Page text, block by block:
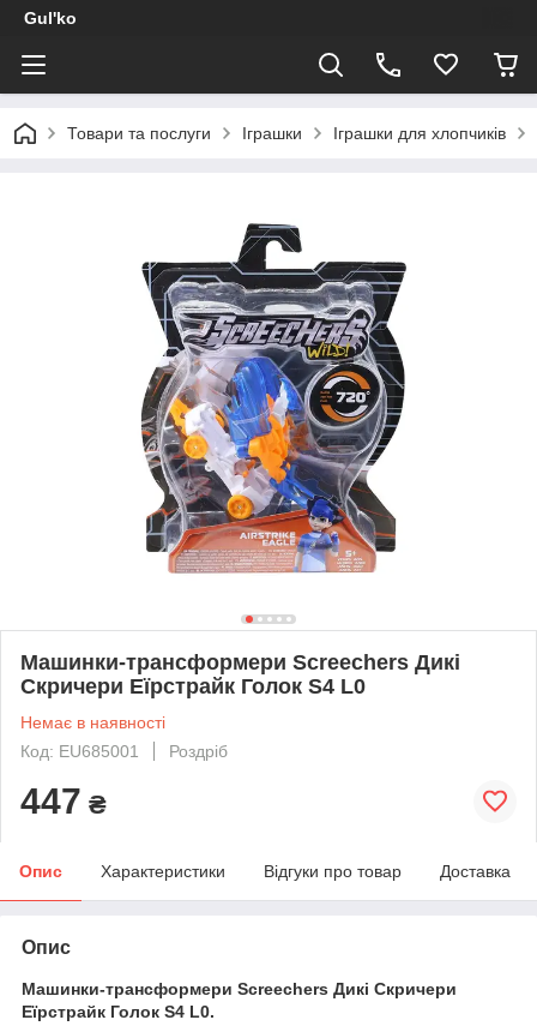
Gul'ko
Товари та послуги Іграшки Іграшки для хлопчиків
Машинки-трансформери Screechers Дикі
Скричери Еїрстрайк Голок S4 L0
Немає в наявності
Код: EU685001
Роздріб
447 ₴
Опис Характеристики Відгуки про товар Доставка
Опис
Машинки-трансформери Screechers Дикі Скричери
Еїрстрайк Голок S4 L0.